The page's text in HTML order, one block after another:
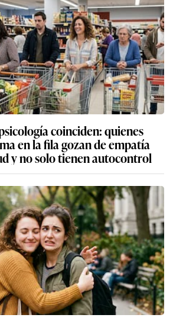
coinciden: quienes
en la fila gozan de empatía
y no solo tienen autocontrol